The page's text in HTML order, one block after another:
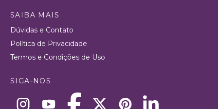
SAIBA MAIS
Dúvidas e Contato
Política de Privacidade
Termos e Condições de Uso
SIGA-NOS